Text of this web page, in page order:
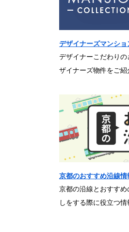
デザイナーズマンシ
デザイナーこだわり
ザイナーズ物件をご紹
京都のおすすめ沿線情
京都の沿線とおすす
しをする際に役立つ情